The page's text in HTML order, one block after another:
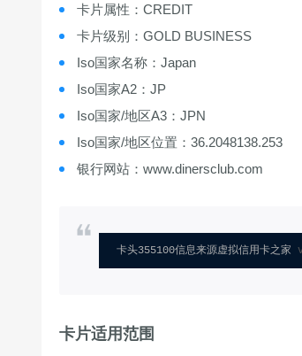
卡片属性：CREDIT
卡片级别：GOLD BUSINESS
Iso国家名称：Japan
Iso国家A2：JP
Iso国家/地区A3：JPN
Iso国家/地区位置：36.2048138.253
银行网站：www.dinersclub.com
卡头355100信息来源虚拟信用卡之家
卡片适用范围